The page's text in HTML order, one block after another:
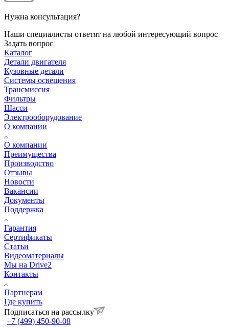
Нужна консультация?
Наши специалисты ответят на любой интересующий вопрос
Задать вопрос
Каталог
Детали двигателя
Кузовные детали
Системы освещения
Трансмиссия
Фильтры
Шасси
Электрооборудование
О компании
О компании
Преимущества
Производство
Отзывы
Новости
Вакансии
Документы
Поддержка
Гарантия
Сертификаты
Статьи
Видеоматериалы
Мы на Drive2
Контакты
Партнерам
Где купить
Подписаться на рассылку
+7 (499) 450-90-08